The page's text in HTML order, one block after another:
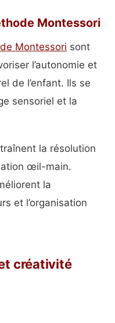
Montessori
Montessori sont
l’autonomie et
de l’enfant. Ils se
sensoriel et la
la résolution
œil-main.
la
et l’organisation
créativité